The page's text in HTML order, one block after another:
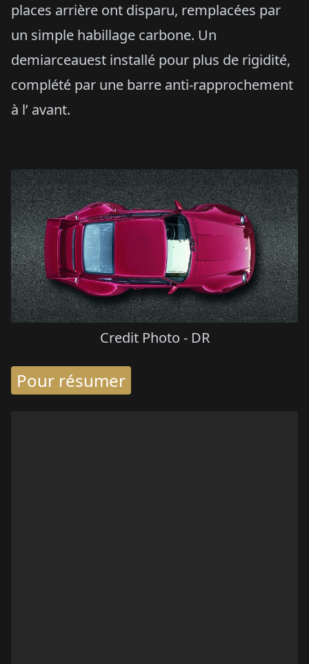
places arrière ont disparu, remplacées par
un simple habillage carbone. Un
demiarceauest installé pour plus de rigidité,
complété par une barre anti-rapprochement
à l’ avant.
Credit Photo - DR
Pour résumer